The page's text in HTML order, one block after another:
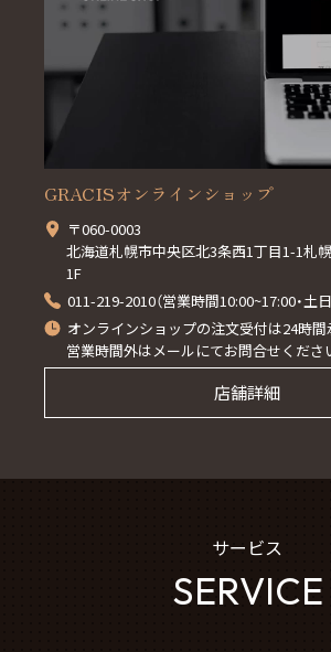
GRACISオンラインショップ
〒060-0003
北海道札幌市中央区北3条西1丁目1-1札
1F
011-219-2010（営業時間10:00~17:00・土
オンラインショップの注文受付は24時間
営業時間外はメールにてお問合せくださ
店舗詳細
サービス
SERVICE